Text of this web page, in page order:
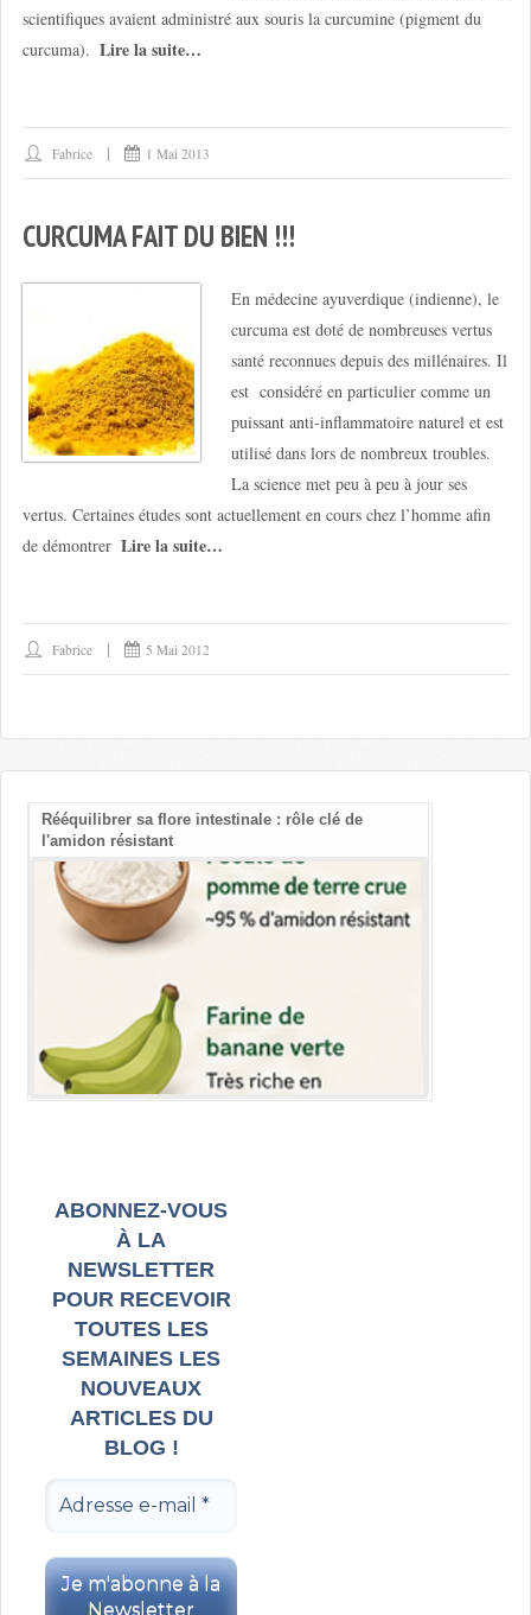
scientifiques avaient administré aux souris la curcumine (pigment du
curcuma). Lire la suite…
Fabrice 1 Mai 2013
CURCUMA FAIT DU BIEN !!!
En médecine ayuverdique (indienne), le
curcuma est doté de nombreuses vertus
santé reconnues depuis des millénaires. Il
est considéré en particulier comme un
puissant anti-inflammatoire naturel et est
utilisé dans lors de nombreux troubles.
La science met peu à peu à jour ses
vertus. Certaines études sont actuellement en cours chez l’homme afin
de démontrer Lire la suite…
Fabrice 5 Mai 2012
Rééquilibrer sa flore intestinale : rôle clé de
l'amidon résistant
ABONNEZ-VOUS
À LA
NEWSLETTER
POUR RECEVOIR
TOUTES LES
SEMAINES LES
NOUVEAUX
ARTICLES DU
BLOG !